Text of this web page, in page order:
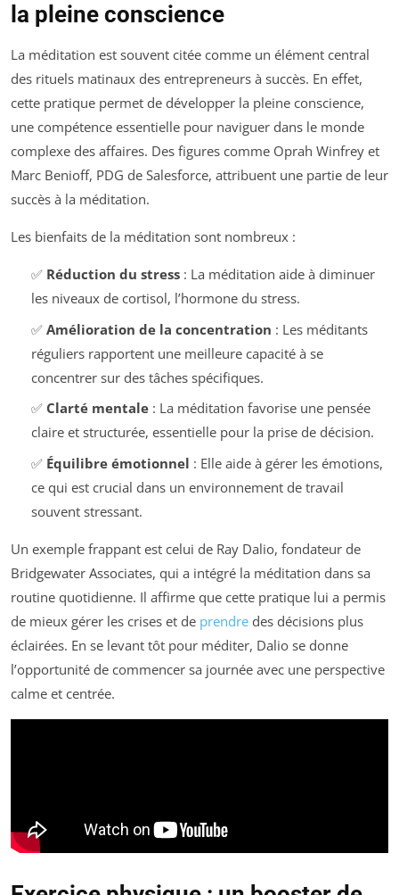
la pleine conscience
La méditation est souvent citée comme un élément central
des rituels matinaux des entrepreneurs à succès. En effet,
cette pratique permet de développer la pleine conscience,
une compétence essentielle pour naviguer dans le monde
complexe des affaires. Des figures comme Oprah Winfrey et
Marc Benioff, PDG de Salesforce, attribuent une partie de leur
succès à la méditation.
Les bienfaits de la méditation sont nombreux :
✅ Réduction du stress: La méditation aide à diminuer
les niveaux de cortisol, l’hormone du stress.
✅ Amélioration de la concentration : Les méditants
réguliers rapportent une meilleure capacité à se
concentrer sur des tâches spécifiques.
✅ Clarté mentale: La méditation favorise une pensée
claire et structurée, essentielle pour la prise de décision.
✅ Équilibre émotionnel : Elle aide à gérer les émotions,
ce qui est crucial dans un environnement de travail
souvent stressant.
Un exemple frappant est celui de Ray Dalio, fondateur de
Bridgewater Associates, qui a intégré la méditation dans sa
routine quotidienne. Il affirme que cette pratique lui a permis
de mieux gérer les crises et de prendre des décisions plus
éclairées. En se levant tôt pour méditer, Dalio se donne
l’opportunité de commencer sa journée avec une perspective
calme et centrée.